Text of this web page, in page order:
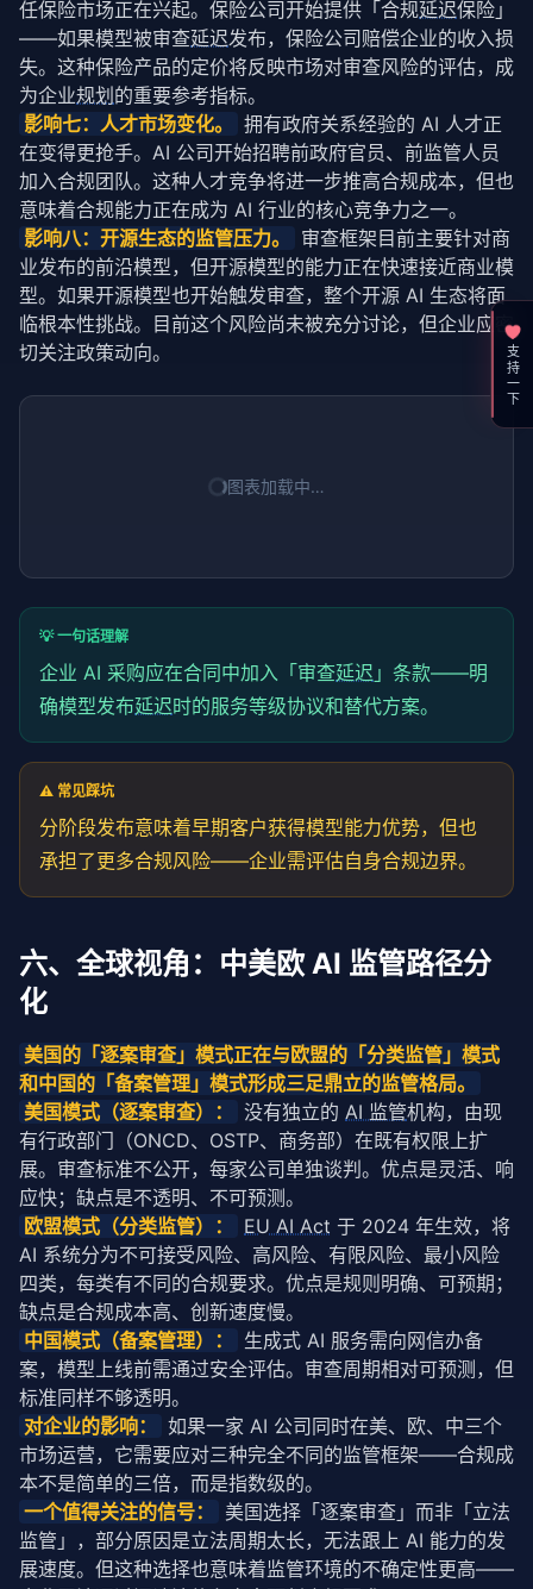
任保险市场正在兴起。保险公司开始提供「合规延迟保险」
——如果模型被审查延迟发布，保险公司赔偿企业的收入损
失。这种保险产品的定价将反映市场对审查风险的评估，成
为企业规划 的重要参考指标。
影响七：人才市场变化。
拥有政府关系经验的 AI 人才正
在变得更抢手。AI 公司开始招聘前政府官员、前监管人员
加入合规团队。这种人才竞争将进一步推高合规成本，但也
意味着合规能力正在成为 AI 行业的核心竞争力之一。
影响八：开源生态的监管压力。
审查框架目前主要针对商
业发布的前沿模型，但开源模型的能力正在快速接近商业模
型。如果开源模型也开始触发审查，整个开源 AI 生态将面
临根本性挑战。目前这个风险尚未被充分讨论，但企业应密
切关注政策动向。
图表加载中…
💡 一句话理解
企业 AI 采购应在合同中加入「审查延迟 」条款——明
确模型发布延迟时的服务等级协议和替代方案。
⚠️ 常见踩坑
分阶段发布意味着早期客户获得模型能力优势，但也
承担了更多合规风险——企业需评估自身合规边界。
六、全球视角：中美欧 AI 监管路径分
化
美国的「逐案审查」模式正在与欧盟的「分类监管」模式
和中国的「备案管理」模式形成三足鼎立的监管格局。
美国模式（逐案审查）：
没有独立的 AI 监管机构，由现
有行政部门（ONCD、OSTP、商务部）在既有权限上扩
展。审查标准不公开，每家公司单独谈判。优点是灵活、响
应快；缺点是不透明、不可预测。
欧盟模式（分类监管）：
EU AI Act 于 2024 年生效，将
AI 系统分为不可接受风险、高风险、有限风险、最小风险
四类，每类有不同的合规要求。优点是规则明确、可预期；
缺点是合规成本高、创新速度慢。
中国模式（备案管理）：
生成式 AI 服务需向网信办备
案，模型上线前需通过安全评估。审查周期相对可预测，但
标准同样不够透明。
对企业的影响：
如果一家 AI 公司同时在美、欧、中三个
市场运营，它需要应对三种完全不同的监管框架——合规成
本不是简单的三倍，而是指数级的。
一个值得关注的信号：
美国选择「逐案审查」而非「立法
监管」，部分原因是立法周期太长，无法跟上 AI 能力的发
展速度。但这种选择也意味着监管环境的不确定性更高——
支持一下